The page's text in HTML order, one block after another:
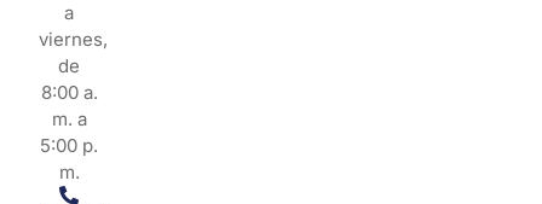
a
viernes,
de
8:00 a.
m. a
5:00 p.
m.